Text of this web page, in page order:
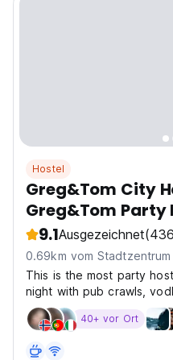
Hostel
Greg&Tom City
Greg&Tom Party
9.1Ausgezeichnet
0.69km vom Stadtzentrum
This is the most party
night with pub crawls,
40+ vor Ort